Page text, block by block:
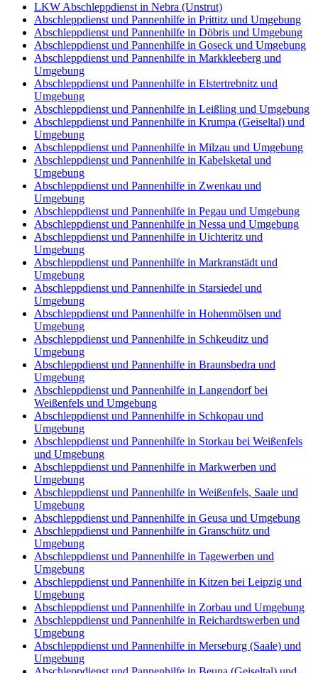
LKW Abschleppdienst in Nebra (Unstrut)
Abschleppdienst und Pannenhilfe in Prittitz und Umgebung
Abschleppdienst und Pannenhilfe in Döbris und Umgebung
Abschleppdienst und Pannenhilfe in Goseck und Umgebung
Abschleppdienst und Pannenhilfe in Markkleeberg und
Umgebung
Abschleppdienst und Pannenhilfe in Elstertrebnitz und
Umgebung
Abschleppdienst und Pannenhilfe in Leißling und Umgebung
Abschleppdienst und Pannenhilfe in Krumpa (Geiseltal) und
Umgebung
Abschleppdienst und Pannenhilfe in Milzau und Umgebung
Abschleppdienst und Pannenhilfe in Kabelsketal und
Umgebung
Abschleppdienst und Pannenhilfe in Zwenkau und
Umgebung
Abschleppdienst und Pannenhilfe in Pegau und Umgebung
Abschleppdienst und Pannenhilfe in Nessa und Umgebung
Abschleppdienst und Pannenhilfe in Uichteritz und
Umgebung
Abschleppdienst und Pannenhilfe in Markranstädt und
Umgebung
Abschleppdienst und Pannenhilfe in Starsiedel und
Umgebung
Abschleppdienst und Pannenhilfe in Hohenmölsen und
Umgebung
Abschleppdienst und Pannenhilfe in Schkeuditz und
Umgebung
Abschleppdienst und Pannenhilfe in Braunsbedra und
Umgebung
Abschleppdienst und Pannenhilfe in Langendorf bei
Weißenfels und Umgebung
Abschleppdienst und Pannenhilfe in Schkopau und
Umgebung
Abschleppdienst und Pannenhilfe in Storkau bei Weißenfels
und Umgebung
Abschleppdienst und Pannenhilfe in Markwerben und
Umgebung
Abschleppdienst und Pannenhilfe in Weißenfels, Saale und
Umgebung
Abschleppdienst und Pannenhilfe in Geusa und Umgebung
Abschleppdienst und Pannenhilfe in Granschütz und
Umgebung
Abschleppdienst und Pannenhilfe in Tagewerben und
Umgebung
Abschleppdienst und Pannenhilfe in Kitzen bei Leipzig und
Umgebung
Abschleppdienst und Pannenhilfe in Zorbau und Umgebung
Abschleppdienst und Pannenhilfe in Reichardtswerben und
Umgebung
Abschleppdienst und Pannenhilfe in Merseburg (Saale) und
Umgebung